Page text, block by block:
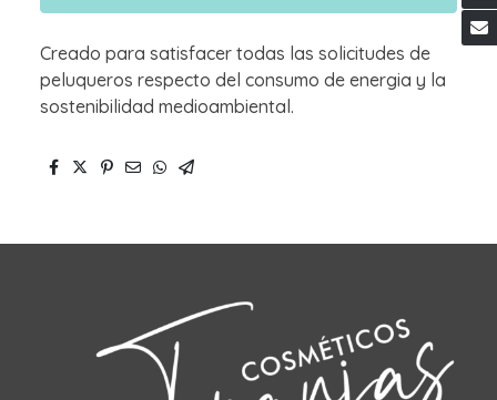
Creado para satisfacer todas las solicitudes de
peluqueros respecto del consumo de energia y la
sostenibilidad medioambiental.